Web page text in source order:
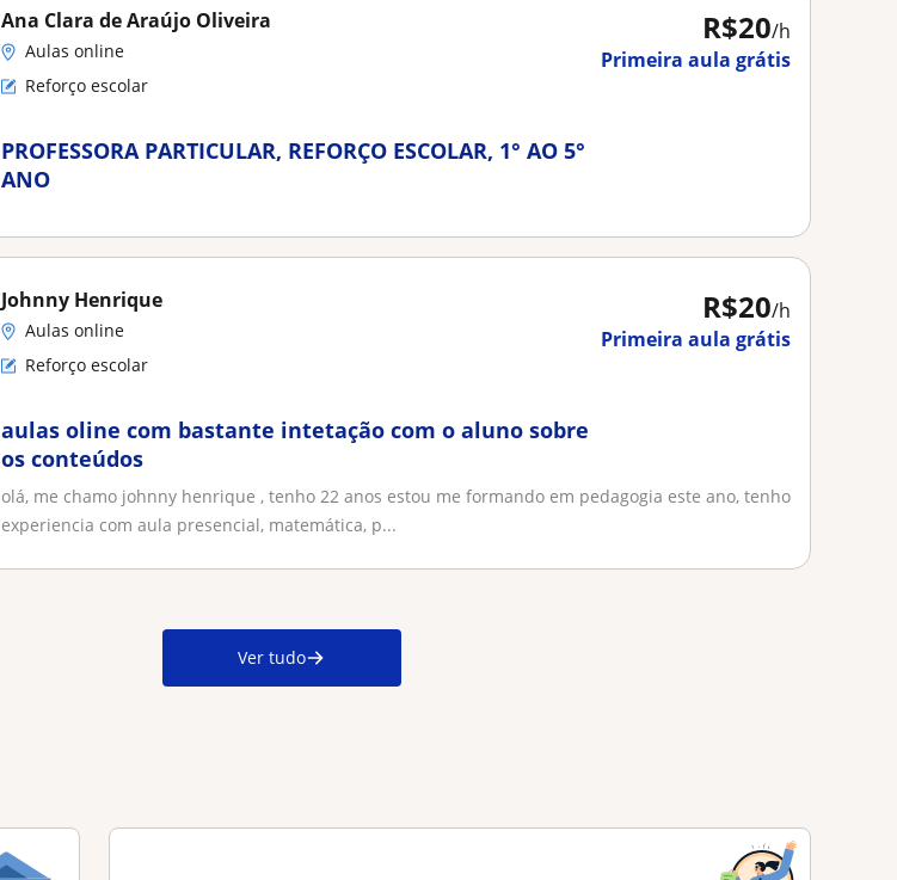
R$20/h
Primeira aula grátis
Ana Clara de Araújo Oliveira
Aulas online
Reforço escolar
PROFESSORA PARTICULAR, REFORÇO ESCOLAR, 1° AO 5°
ANO
R$20/h
Primeira aula grátis
Johnny Henrique
Aulas online
Reforço escolar
aulas oline com bastante intetação com o aluno sobre
os conteúdos
olá, me chamo johnny henrique , tenho 22 anos estou me formando em pedagogia este ano, tenho
experiencia com aula presencial, matemática, p...
Ver tudo